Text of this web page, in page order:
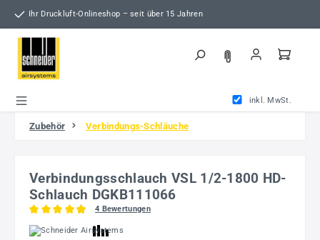
Zum Hauptinhalt springen
Ihr Druckluft-Onlineshop – seit über 15 Jahren
inkl. MwSt.
Zubehör Verbindungs-Schläuche
Verbindungsschlauch VSL 1/2-1800 HD-
Schlauch DGKB111066
Durchschnittliche Bewertung von 4.88 von 5 Sternen
4 Bewertungen